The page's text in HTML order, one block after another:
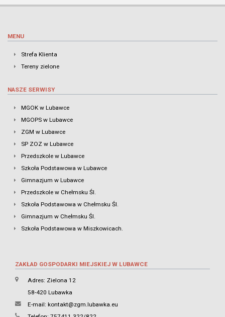
MENU
Strefa Klienta
Tereny zielone
NASZE SERWISY
MGOK w Lubawce
MGOPS w Lubawce
ZGM w Lubawce
SP ZOZ w Lubawce
Przedszkole w Lubawce
Szkoła Podstawowa w Lubawce
Gimnazjum w Lubawce
Przedszkole w Chełmsku Śl.
Szkoła Podstawowa w Chełmsku Śl.
Gimnazjum w Chełmsku Śl.
Szkoła Podstawowa w Miszkowicach.
ZAKŁAD GOSPODARKI MIEJSKIEJ W LUBAWCE
Adres: Zielona 12
58-420 Lubawka
E-mail: kontakt@zgm.lubawka.eu